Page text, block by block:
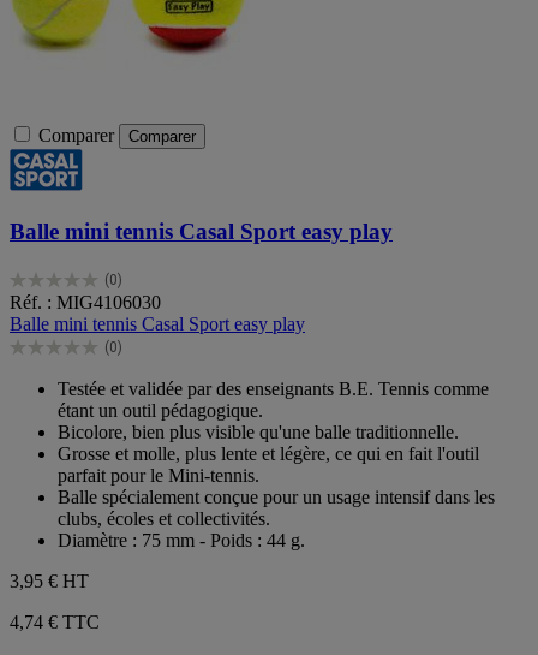
Comparer Comparer
Balle mini tennis Casal Sport easy play
(0)
0.0
sur
5
étoiles.
Réf. : MIG4106030
Balle mini tennis Casal Sport easy play
(0)
0.0
étoiles.
Testée et validée par des enseignants B.E. Tennis comme
étant un outil pédagogique.
Bicolore, bien plus visible qu'une balle traditionnelle.
Grosse et molle, plus lente et légère, ce qui en fait l'outil
parfait pour le Mini-tennis.
Balle spécialement conçue pour un usage intensif dans les
clubs, écoles et collectivités.
Diamètre : 75 mm - Poids : 44 g.
3,95 € HT
4,74 € TTC